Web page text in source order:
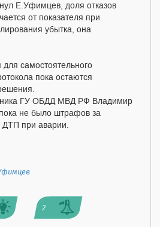
Е.Уфимцев, доля отказов
от показателя при
убытка, она
самостоятельного
пока остаются
ГУ ОБДД МВД РФ Владимир
не было штрафов за
ДТП при аварии.
2